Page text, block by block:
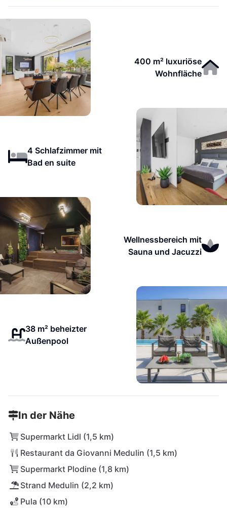
400 m² luxuriöse
Wohnfläche
4 Schlafzimmer mit
Bad en suite
Wellnessbereich mit
Sauna und Jacuzzi
38 m² beheizter
Außenpool
In der Nähe
Supermarkt Lidl (1,5 km)
Restaurant da Giovanni Medulin (1,5 km)
Supermarkt Plodine (1,8 km)
Strand Medulin (2,2 km)
Pula (10 km)